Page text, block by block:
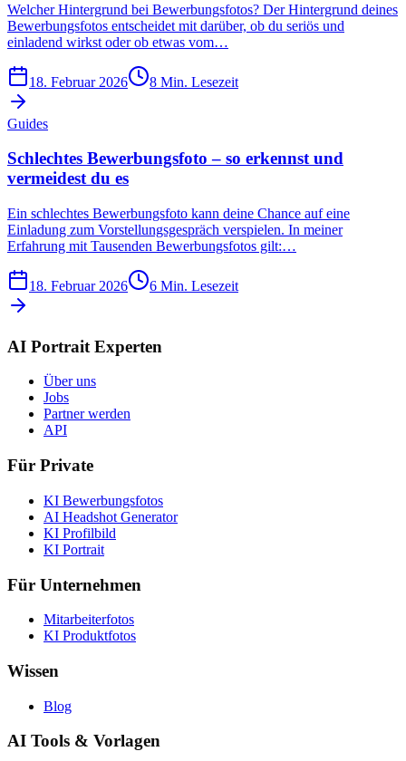
Welcher Hintergrund bei Bewerbungsfotos? Der Hintergrund deines
Bewerbungsfotos entscheidet mit darüber, ob du seriös und
einladend wirkst oder ob etwas vom…
18. Februar 2026 8 Min. Lesezeit
Guides
Schlechtes Bewerbungsfoto – so erkennst und
vermeidest du es
Ein schlechtes Bewerbungsfoto kann deine Chance auf eine
Einladung zum Vorstellungsgespräch verspielen. In meiner
Erfahrung mit Tausenden Bewerbungsfotos gilt:…
18. Februar 2026 6 Min. Lesezeit
AI Portrait Experten
Über uns
Jobs
Partner werden
API
Für Private
KI Bewerbungsfotos
AI Headshot Generator
KI Profilbild
KI Portrait
Für Unternehmen
Mitarbeiterfotos
KI Produktfotos
Wissen
Blog
AI Tools & Vorlagen